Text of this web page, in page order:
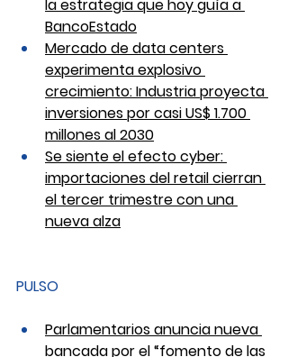
la estrategia que hoy guía a
BancoEstado
Mercado de data centers
experimenta explosivo
crecimiento: Industria proyecta
inversiones por casi US$ 1.700
millones al 2030
Se siente el efecto cyber:
importaciones del retail cierran
el tercer trimestre con una
nueva alza
PULSO
Parlamentarios anuncia nueva
bancada por el “fomento de las